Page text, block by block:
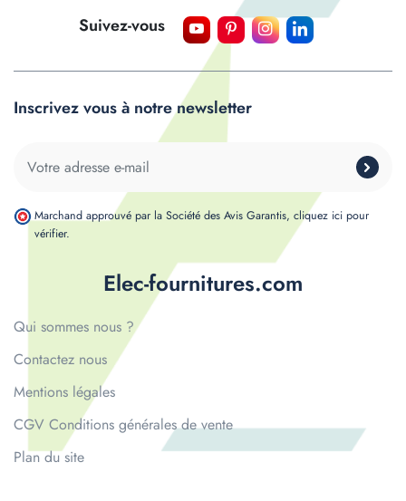
Elec-fournitures.com
Qui sommes nous ?
Contactez nous
Mentions légales
CGV Conditions générales de vente
Plan du site
Suivez-vous
Inscrivez vous à notre newsletter
Marchand approuvé par la Société des Avis Garantis, cliquez ici pour
vérifier.